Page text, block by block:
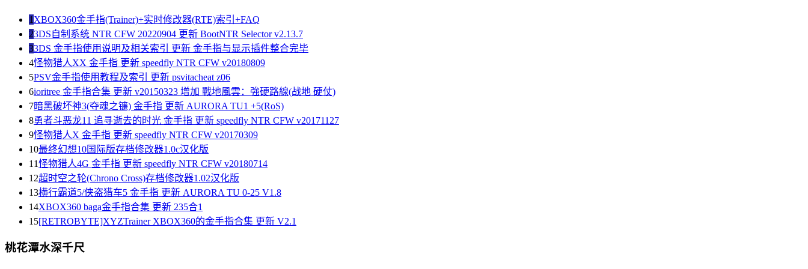
1 XBOX360金手指(Trainer)+实时修改器(RTE)索引+FAQ
23DS自制系统 NTR CFW 20220904 更新 BootNTR Selector v2.13.7
33DS 金手指使用说明及相关索引 更新 金手指与显示插件整合完毕
4怪物猎人XX 金手指 更新 speedfly NTR CFW v20180809
5PSV金手指使用教程及索引 更新 psvitacheat z06
6ioritree 金手指合集 更新 v20150323 增加 戰地風雲：強硬路線(战地 硬仗)
7暗黑破坏神3(夺魂之镰) 金手指 更新 AURORA TU1 +5(RoS)
8勇者斗恶龙11 追寻逝去的时光 金手指 更新 speedfly NTR CFW v20171127
9怪物猎人X 金手指 更新 speedfly NTR CFW v20170309
10最终幻想10国际版存档修改器1.0c汉化版
11怪物猎人4G 金手指 更新 speedfly NTR CFW v20180714
12超时空之轮(Chrono Cross)存档修改器1.02汉化版
13横行霸道5/侠盗猎车5 金手指 更新 AURORA TU 0-25 V1.8
14XBOX360 baga金手指合集 更新 235合1
15[RETROBYTE]XYZTrainer XBOX360的金手指合集 更新 V2.1
桃花潭水深千尺